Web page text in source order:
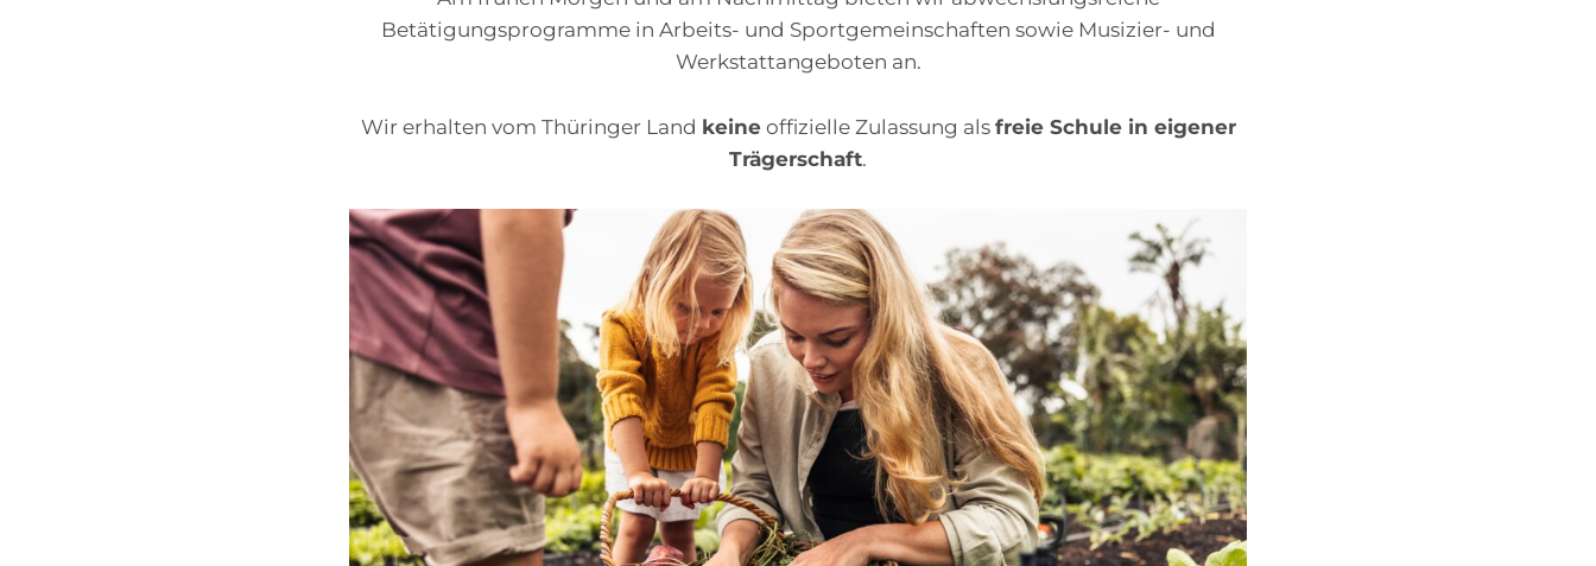
Betätigungsprogramme in Arbeits- und Sportgemeinschaften sowie Musizier- und
Werkstattangeboten an.
Wir erhalten vom Thüringer Land keineoffizielle Zulassung als freie Schule in eigener
Trägerschaft.